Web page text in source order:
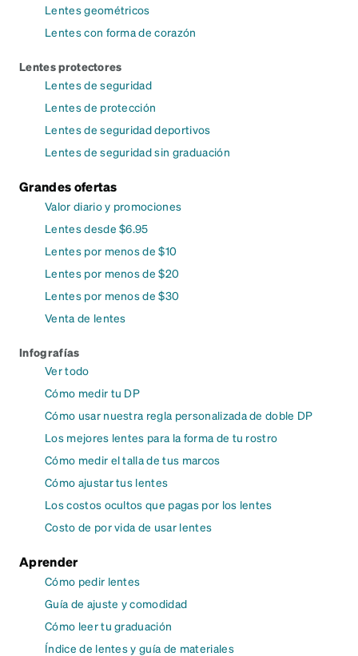
Lentes geométricos
Lentes con forma de corazón
Lentes protectores
Lentes de seguridad
Lentes de protección
Lentes de seguridad deportivos
Lentes de seguridad sin graduación
Grandes ofertas
Valor diario y promociones
Lentes desde $6.95
Lentes por menos de $10
Lentes por menos de $20
Lentes por menos de $30
Venta de lentes
Infografías
Ver todo
Cómo medir tu DP
Cómo usar nuestra regla personalizada de doble DP
Los mejores lentes para la forma de tu rostro
Cómo medir el talla de tus marcos
Cómo ajustar tus lentes
Los costos ocultos que pagas por los lentes
Costo de por vida de usar lentes
Aprender
Cómo pedir lentes
Guía de ajuste y comodidad
Cómo leer tu graduación
Índice de lentes y guía de materiales